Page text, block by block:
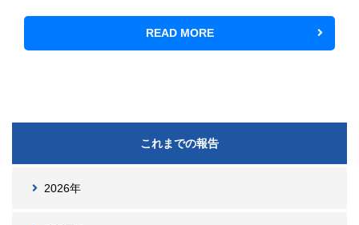
READ MORE
これまでの報告
2026年